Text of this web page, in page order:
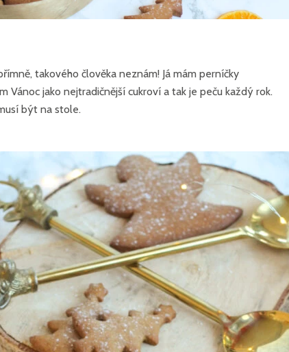
takového člověka neznám! Já mám perníčky
Vánoc jako nejtradičnější cukroví a tak je peču každý rok.
být na stole.